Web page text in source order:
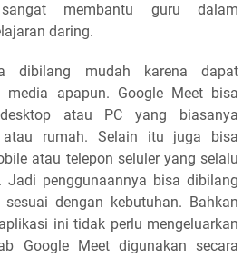
membantu guru dalam
daring.
dibilang mudah karena dapat
media apapun. Google Meet bisa
atau PC yang biasanya
rumah. Selain itu juga bisa
atau telepon seluler yang selalu
Jadi penggunaannya bisa dibilang
dengan kebutuhan. Bahkan
ini tidak perlu mengeluarkan
Google Meet digunakan secara